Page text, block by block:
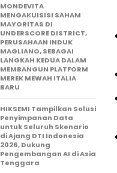
MONDEVITA
MENGAKUISISI SAHAM
MAYORITAS DI
UNDERSCORE DISTRICT,
PERUSAHAAN INDUK
MAGLIANO, SEBAGAI
LANGKAH KEDUA DALAM
MEMBANGUN PLATFORM
MEREK MEWAH ITALIA
BARU
HIKSEMI Tampilkan Solusi
Penyimpanan Data
untuk Seluruh Skenario
di Ajang DTI Indonesia
2026, Dukung
Pengembangan AI di Asia
Tenggara